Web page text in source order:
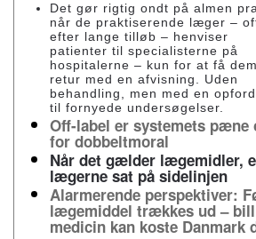
Det gør rigtig ondt på almen
når de praktiserende læger –
efter lange tilløb – henviser
patienter til specialisterne på
hospitalerne – kun for at få dem
retur med en afvisning. Uden
behandling, men med en
til fornyede undersøgelser.
Off-label er systemets pæne
for dobbeltmoral
Når det gælder lægemidler,
lægerne sat på sidelinjen
Alarmerende perspektiver:
lægemiddel trækkes ud –
medicin kan koste Danmark